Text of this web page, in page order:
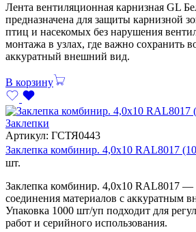
Лента вентиляционная карнизная GL
предназначена для защиты карнизной
птиц и насекомых без нарушения
монтажа в узлах, где важно сохранить
аккуратный внешний вид.
В корзину
Заклепки
Артикул: ГСТЯ0443
Заклепка комбинир. 4,0х10 RAL8017
шт.
Заклепка комбинир. 4,0х10 RAL8017 —
соединения материалов с аккуратным
Упаковка 1000 шт/уп подходит для
работ и серийного использования.